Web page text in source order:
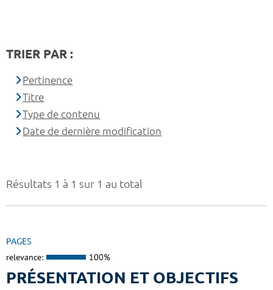
Résultats 1 à 1 sur 1 au total
PAGES
relevance: 100%
PRÉSENTATION ET OBJECTIFS
TRIER PAR :
Pertinence
Titre
Type de contenu
Date de dernière modification